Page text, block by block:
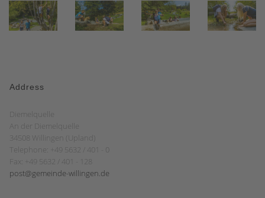
Address
Diemelquelle
An der Diemelquelle
34508 Willingen (Upland)
Telephone: +49 5632 / 401 - 0
Fax: +49 5632 / 401 - 128
post@gemeinde-willingen.de